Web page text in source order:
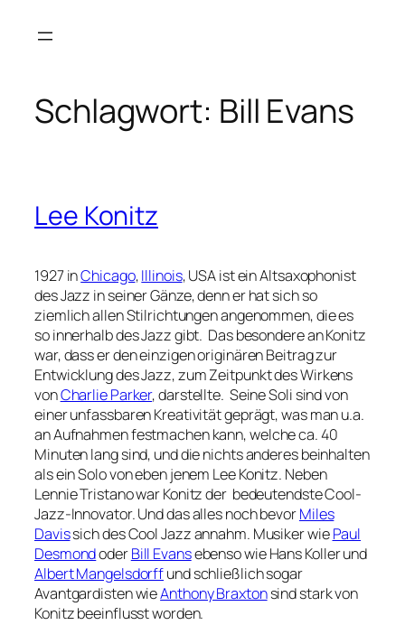
Inhalt
Schlagwort: Bill Evans
Lee Konitz
1927 inChicago,Illinois, USA ist ein Altsaxophonist
des Jazz in seiner Gänze, denn er hat sich so
ziemlich allen Stilrichtungen angenommen, die es
so innerhalb des Jazz gibt. Das besondere an Konitz
war, dass er den einzigen originären Beitrag zur
Entwicklung des Jazz, zum Zeitpunkt des Wirkens
vonCharlie Parker, darstellte. Seine Soli sind von
einer unfassbaren Kreativität geprägt, was man u.a.
an Aufnahmen festmachen kann, welche ca. 40
Minuten lang sind, und die nichts anderes beinhalten
als ein Solo von eben jenem Lee Konitz. Neben
Lennie Tristano war Konitz der bedeutendste Cool-
Jazz-Innovator. Und das alles noch bevorMiles
Davissich des Cool Jazz annahm. Musiker wiePaul
DesmondoderBill Evansebenso wie Hans Koller und
Albert Mangelsdorffund schließlich sogar
Avantgardisten wieAnthony Braxtonsind stark von
Konitz beeinflusst worden.